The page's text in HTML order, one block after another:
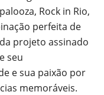
Rock in Rio,
perfeita de
projeto assinado
seu
e sua paixão por
memoráveis.